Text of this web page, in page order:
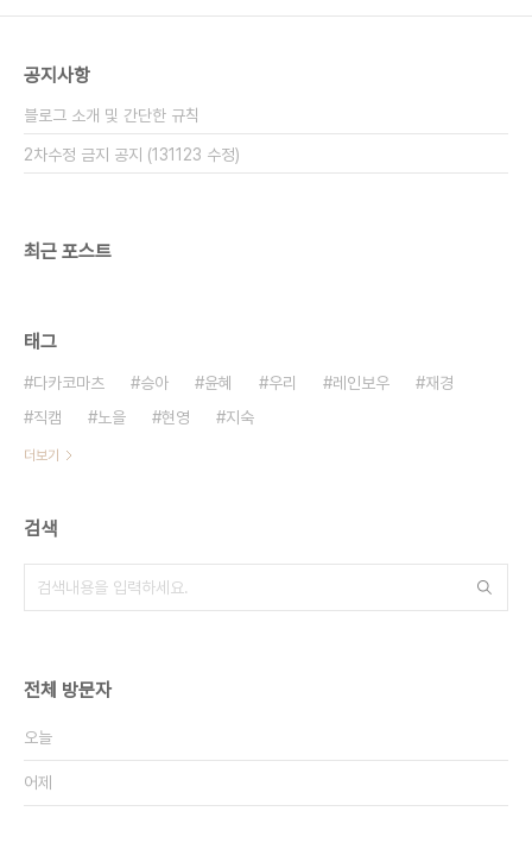
공지사항
블로그 소개 및 간단한 규칙
2차수정 금지 공지 (131123 수정)
최근 포스트
태그
다카코마츠 승아 윤혜 우리 레인보우
재경
직캠
노을 현영 지숙
더보기
검색
전체 방문자
오늘
어제